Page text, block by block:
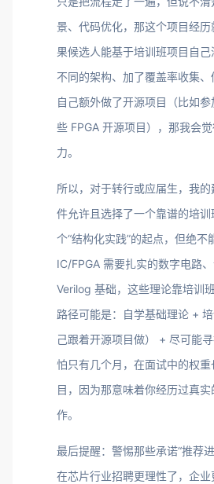
景、代码优化，那这个项目经
果候选人能基于培训班项目自
不同的架构、加了覆盖率收集
自己额外做了开源项目（比如
些 FPGA 开源项目），那我会
力。
所以，对于转行或应届生，我
件允许且选择了一个靠谱的培
个“结构化实践”的起点，但绝不
IC/FPGA 需要扎实的数字电路、
Verilog 基础，这些理论靠培训
路径可能是：自学基础理论 +
己跟着开源项目做） + 尽可能
怕只有几个月，在面试中的权
目，因为那意味着你经历过真
作。
最后提醒：警惕那些承诺“推荐
在芯片行业招聘更理性了，企业